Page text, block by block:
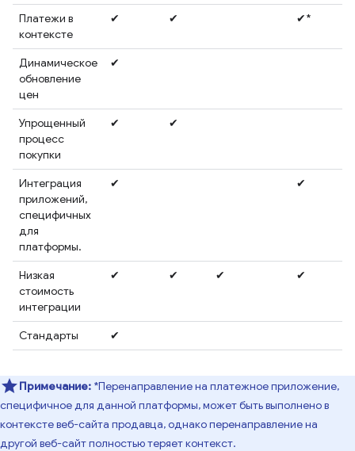
Платежи в
контексте
✔ ✔ ✔*
Динамическое
обновление
цен
✔
Упрощенный
процесс
покупки
✔ ✔
Интеграция
приложений,
специфичных
для
платформы.
✔ ✔
Низкая
стоимость
интеграции
✔ ✔ ✔ ✔
Стандарты ✔
Примечание: *Перенаправление на платежное приложение,
специфичное для данной платформы, может быть выполнено в
контексте веб-сайта продавца, однако перенаправление на
другой веб-сайт полностью теряет контекст.